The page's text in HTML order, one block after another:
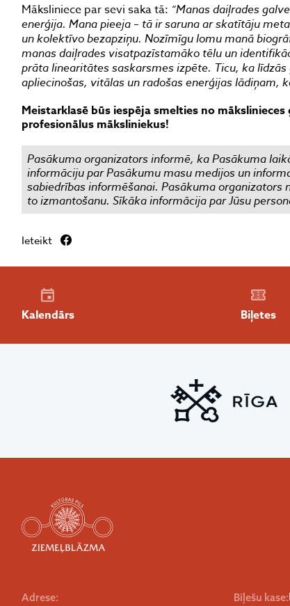
Māksliniece par sevi saka tā: “Manas daiļrades
enerģija. Mana pieeja – tā ir saruna ar skatītāju
un kolektīvo bezapziņu. Nozīmīgu lomu manā
manas daiļrades visatpazīstamāko tēlu un
prāta linearitātes saskarsmes izpēte. Ticu, ka
apliecinošas, vitālas un radošas enerģijas lādiņam,
Meistarklasē būs iespēja smelties no
profesionālus māksliniekus!
Pasākuma organizators informē, ka Pasākuma
informāciju par Pasākumu masu medijos un
sabiedrības informēšanai. Pasākuma
to izmantošanu. Sīkāka informācija par Jūsu
Ieteikt
Kalendārs Biļetes
Adrese: Biļešu kase: